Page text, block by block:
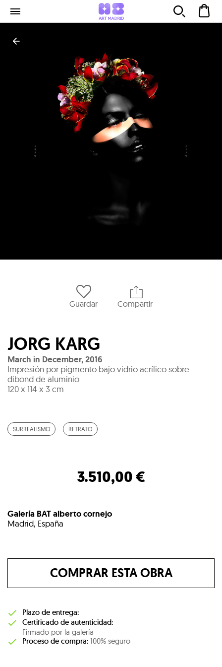
Guardar Compartir
JORG KARG
March in December,2016
Impresión por pigmento bajo vidrio acrílico sobre
dibond de aluminio
120 x 114 x 3 cm
SURREALISMO RETRATO
3.510,00 €
Galería BAT alberto cornejo
Madrid, España
COMPRAR ESTA OBRA
Plazo de entrega:
Certificado de autenticidad:
Firmado por la galería
Proceso de compra: 100% seguro